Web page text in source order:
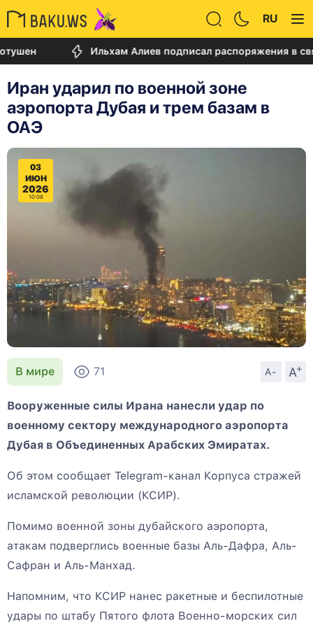
RU
Ильхам Алиев подписал распоряжения в связи с
Иран ударил по военной зоне
аэропорта Дубая и трем базам в
ОАЭ
03
ИЮН
2026
10:08
В мире 71 A- A
+
Вооруженные силы Ирана нанесли удар по
военному сектору международного аэропорта
Дубая в Объединенных Арабских Эмиратах.
Об этом сообщает Telegram-канал Корпуса стражей
исламской революции (КСИР).
Помимо военной зоны дубайского аэропорта,
атакам подверглись военные базы Аль-Дафра, Аль-
Сафран и Аль-Манхад.
Напомним, что КСИР нанес ракетные и беспилотные
удары по штабу Пятого флота Военно-морских сил